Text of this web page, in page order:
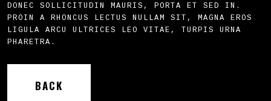
DONEC SOLLICITUDIN MAURIS, PORTA ET SED IN.
PROIN A RHONCUS LECTUS NULLAM SIT, MAGNA EROS
LIGULA ARCU ULTRICES LEO VITAE, TURPIS URNA
PHARETRA.
BACK